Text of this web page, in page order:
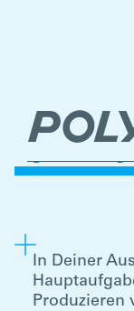
(M/W/D)
In Deiner
Produzieren